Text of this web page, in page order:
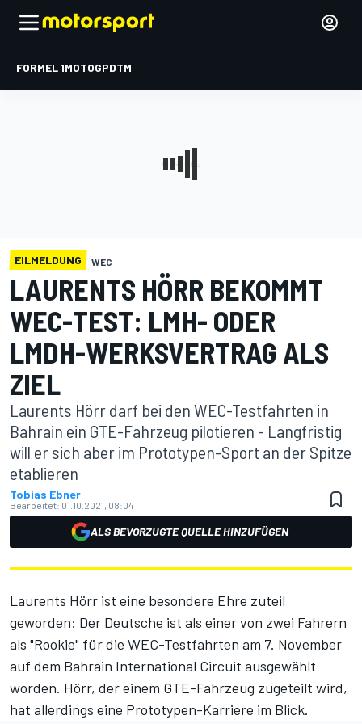
FORMEL 1MOTOGPDTM
EILMELDUNG WEC
LAURENTS HÖRR BEKOMMT
WEC-TEST: LMH- ODER
LMDH-WERKSVERTRAG ALS
ZIEL
Laurents Hörr darf bei den WEC-Testfahrten in
Bahrain ein GTE-Fahrzeug pilotieren - Langfristig
will er sich aber im Prototypen-Sport an der Spitze
etablieren
Tobias Ebner
Bearbeitet: 01.10.2021, 08:04
ALS BEVORZUGTE QUELLE HINZUFÜGEN
Laurents Hörr ist eine besondere Ehre zuteil
geworden: Der Deutsche ist als einer von zwei Fahrern
als "Rookie" für die WEC-Testfahrten am 7. November
auf dem Bahrain International Circuit ausgewählt
worden. Hörr, der einem GTE-Fahrzeug zugeteilt wird,
hat allerdings eine Prototypen-Karriere im Blick.